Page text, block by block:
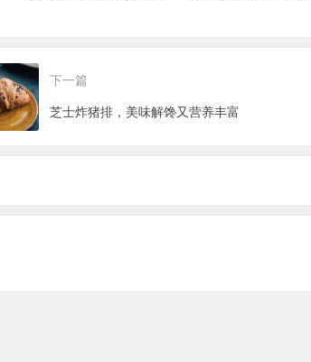
下一篇
芝士炸猪排，美味解馋又营养丰富